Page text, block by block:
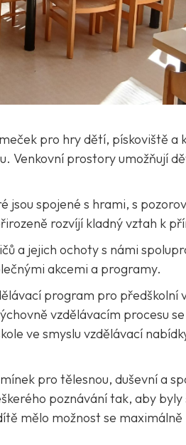
pro hry dětí, pískoviště
Venkovní prostory umožňují
jsou spojené s hrami, s
rozvíjí kladný vztah k
a jejich ochoty s námi
akcemi a programy.
program pro předškolní
vzdělávacím procesu
ve smyslu vzdělávací
pro tělesnou, duševní a
poznávání tak, aby
mělo možnost se